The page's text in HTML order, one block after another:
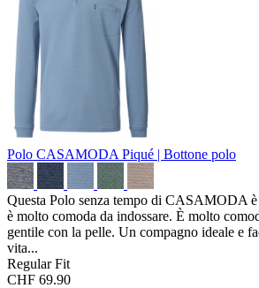
Polo CASAMODA Piqué | Bottone polo
Questa Polo senza tempo di CASAMODA
è molto comoda da indossare. È molto
gentile con la pelle. Un compagno ideale e
vita...
Regular Fit
CHF 69.90